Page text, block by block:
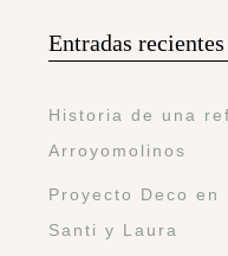
Entradas recientes
Historia de una
Arroyomolinos
Proyecto Deco en
Santi y Laura